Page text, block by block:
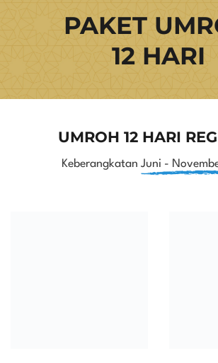
PAKET
12 HARI
UMROH 12 HARI
Keberangkatan Juni -